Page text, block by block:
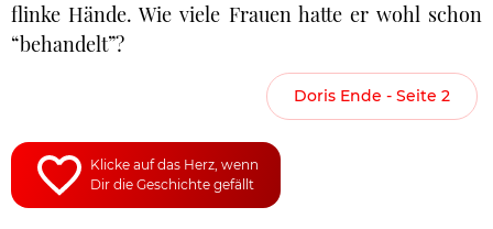
flinke Hände. Wie viele Frauen hatte er wohl schon
“behandelt”?
Doris Ende - Seite 2
Klicke auf das Herz, wenn
Dir die Geschichte gefällt